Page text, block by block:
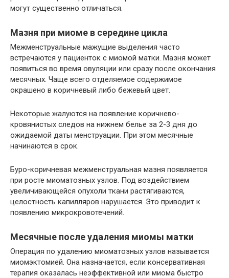
могут существенно отличаться.
Мазня при миоме в середине цикла
Межменструальные мажущие выделения часто
встречаются у пациенток с миомой матки. Мазня может
появиться во время овуляции или сразу после окончания
месячных. Чаще всего отделяемое содержимое
окрашено в коричневый либо бежевый цвет.
Некоторые жалуются на появление коричнево-
кровянистых следов на нижнем белье за 2-3 дня до
ожидаемой даты менструации. При этом месячные
начинаются в срок.
Буро-коричневая межменструальная мазня появляется
при росте миоматозных узлов. Под воздействием
увеличивающейся опухоли ткани растягиваются,
целостность капилляров нарушается. Это приводит к
появлению микрокровотечений.
Месячные после удаления миомы матки
Операция по удалению миоматозных узлов называется
миомэктомией. Она назначается, если консервативная
терапия оказалась неэффективной или миома быстро